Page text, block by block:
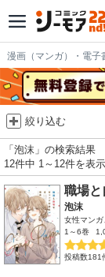
漫画（マンガ）・電子
絞り込む
「泡沫」の検索結果
12件中 1～12件を表示
職場と
泡沫
女性マンガ
1～6巻
投稿数181